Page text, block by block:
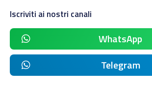
Iscriviti ai nostri canali
WhatsApp
Telegram